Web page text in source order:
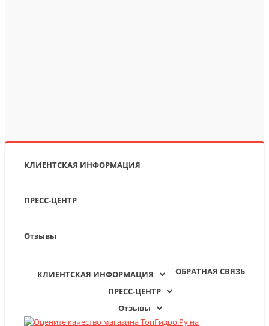
КЛИЕНТСКАЯ ИНФОРМАЦИЯ
ПРЕСС-ЦЕНТР
Отзывы
ОБРАТНАЯ СВЯЗЬ
КЛИЕНТСКАЯ ИНФОРМАЦИЯ
ПРЕСС-ЦЕНТР
Отзывы